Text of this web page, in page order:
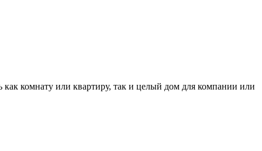
комнату или квартиру, так и целый дом для компании или